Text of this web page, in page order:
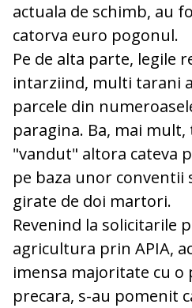
actuala de schimb, au
catorva euro pogonul.
Pe de alta parte, legile
intarziind, multi tarani
parcele din
paragina. Ba, mai
"vandut" altora cateva
pe baza unor conventii
girate de doi martori.
Revenind la solicitarile
agricultura prin APIA,
imensa majoritate cu o
precara, s-au pomenit